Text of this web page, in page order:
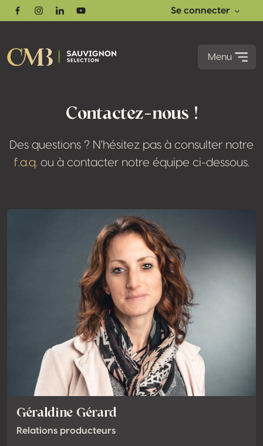
FacebookInstagram
LinkedinYoutube
Se connecter
Menu
Contactez-nous !
Des questions ? N'hésitez pas à consulter notre
f.a.q. ou à contacter notre équipe ci-dessous.
Géraldine Gérard
Relations producteurs